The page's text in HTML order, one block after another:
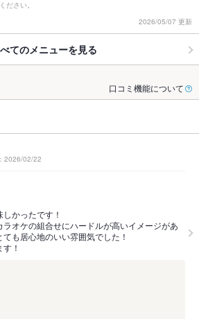
ださい。
2026/05/07 更新
てのメニューを見る
口コミ機能について
2026/02/22
かったです！
ラオケの組合せにハードルが高いイメージがあ
も居心地のいい雰囲気でした！
！